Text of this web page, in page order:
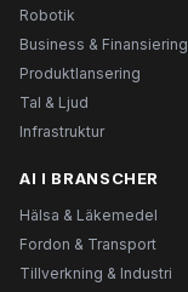
Robotik
Business & Finansiering
Produktlansering
Tal & Ljud
Infrastruktur
AI I BRANSCHER
Hälsa & Läkemedel
Fordon & Transport
Tillverkning & Industri